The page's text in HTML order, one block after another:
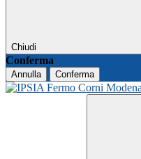
Chiudi
Conferma
Annulla Conferma